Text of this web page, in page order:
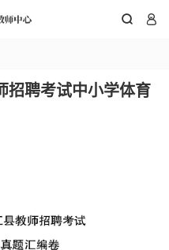
 
招聘考试中小学体育